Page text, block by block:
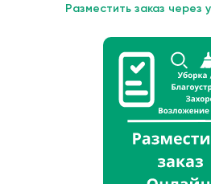
Разместить заказ через